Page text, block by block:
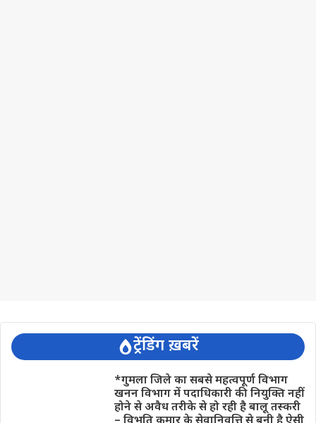
ट्रेंडिंग ख़बरें
*गुमला जिले का सबसे महत्वपूर्ण विभाग
खनन विभाग में पदाधिकारी की नियुक्ति नहीं
होने से अवैध तरीके से हो रही है बालू तस्करी